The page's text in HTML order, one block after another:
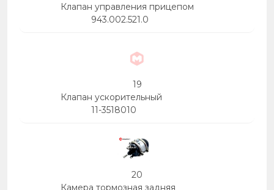
Клапан управления прицепом
943.002.521.0
19
Клапан ускорительный
11-3518010
20
Камера тормозная задняя